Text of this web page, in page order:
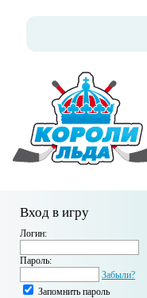
Вход в игру
Логин:
Пароль:
Забыли?
Запомнить пароль